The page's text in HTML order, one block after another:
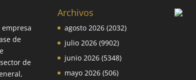
empresa
de
de
Archivos
agosto 2026 (2032)
julio 2026 (9902)
junio 2026 (5348)
mayo 2026 (506)